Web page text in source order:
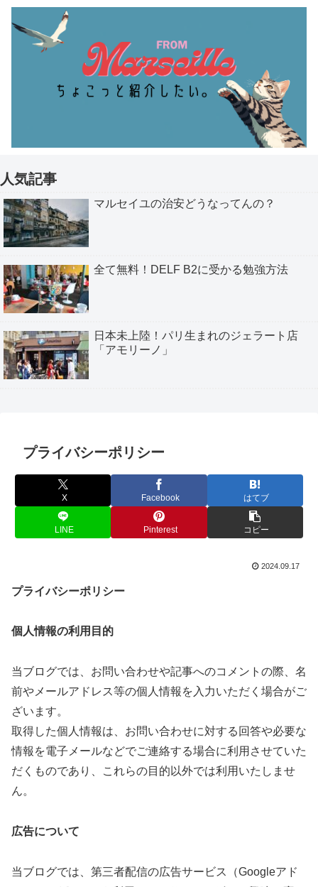
人気記事
マルセイユの治安どうなってんの？
全て無料！DELF B2に受かる勉強方法
日本未上陸！パリ生まれのジェラート店
「アモリーノ」
プライバシーポリシー
X Facebook はてブ
LINE Pinterest コピー
2024.09.17
プライバシーポリシー
個人情報の利用目的
当ブログでは、お問い合わせや記事へのコメントの際、名
前やメールアドレス等の個人情報を入力いただく場合がご
ざいます。
取得した個人情報は、お問い合わせに対する回答や必要な
情報を電子メールなどでご連絡する場合に利用させていた
だくものであり、これらの目的以外では利用いたしませ
ん。
広告について
当ブログでは、第三者配信の広告サービス（Googleアド